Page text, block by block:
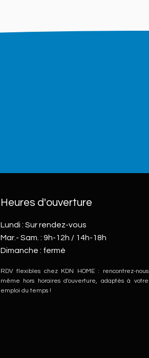
Heures d'ouverture
Lundi : Sur rendez-vous
Mar.- Sam. : 9h-12h / 14h-18h
Dimanche : fermé
RDV flexibles chez KDN HOME : rencontrez-nous
même hors horaires d'ouverture, adaptés à votre
emploi du temps !